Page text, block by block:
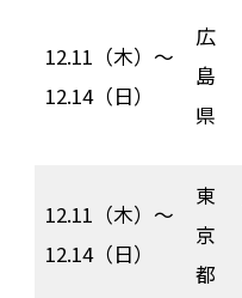
12.11（木）〜
12.14（日）
広
島
県
12.11（木）〜
12.14（日）
東
京
都